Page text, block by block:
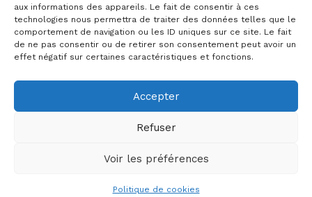
aux informations des appareils. Le fait de consentir à ces
technologies nous permettra de traiter des données telles que le
comportement de navigation ou les ID uniques sur ce site. Le fait
de ne pas consentir ou de retirer son consentement peut avoir un
effet négatif sur certaines caractéristiques et fonctions.
Accepter
Refuser
Voir les préférences
Politique de cookies
Mentions légales
RGPD
Copyright © 2026 Crige PACA